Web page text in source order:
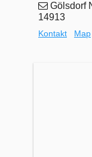
Gölsdorf
14913
Kontakt Map